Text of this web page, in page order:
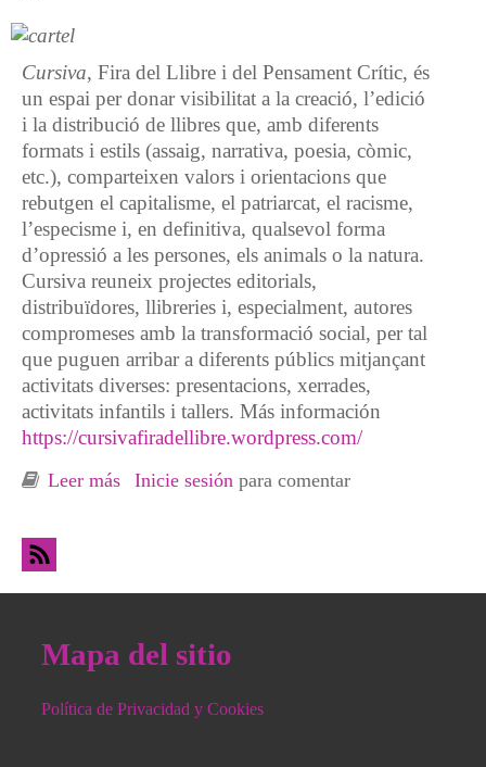
Cursiva, Fira del Llibre i del Pensament Crític, és
un espai per donar visibilitat a la creació, l’edició
i la distribució de llibres que, amb diferents
formats i estils (assaig, narrativa, poesia, còmic,
etc.), comparteixen valors i orientacions que
rebutgen el capitalisme, el patriarcat, el racisme,
l’especisme i, en definitiva, qualsevol forma
d’opressió a les persones, els animals o la natura.
Cursiva reuneix projectes editorials,
distribuïdores, llibreries i, especialment, autores
compromeses amb la transformació social, per tal
que puguen arribar a diferents públics mitjançant
activitats diverses: presentacions, xerrades,
activitats infantils i tallers. Más información
https://cursivafiradellibre.wordpress.com/
Leer más sobre Cursiva: Fira del llibre i del pensament
Inicie sesión para comentar
Mapa del sitio
Política de Privacidad y Cookies